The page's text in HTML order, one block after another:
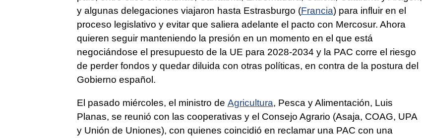
y algunas delegaciones viajaron hasta Estrasburgo (Francia) para influir en el
proceso legislativo y evitar que saliera adelante el pacto con Mercosur. Ahora
quieren seguir manteniendo la presión en un momento en el que está
negociándose el presupuesto de la UE para 2028-2034 y la PAC corre el riesgo
de perder fondos y quedar diluida con otras políticas, en contra de la postura del
Gobierno español.
El pasado miércoles, el ministro de Agricultura, Pesca y Alimentación, Luis
Planas, se reunió con las cooperativas y el Consejo Agrario (Asaja, COAG, UPA
y Unión de Uniones), con quienes coincidió en reclamar una PAC con una